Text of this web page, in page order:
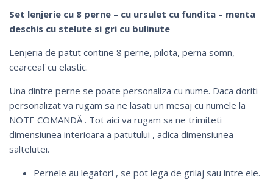
Set lenjerie cu 8 perne – cu ursulet cu fundita – menta
deschis cu stelute si gri cu bulinute
Lenjeria de patut contine 8 perne, pilota, perna somn,
cearceaf cu elastic.
Una dintre perne se poate personaliza cu nume. Daca doriti
personalizat va rugam sa ne lasati un mesaj cu numele la
NOTE COMANDĂ . Tot aici va rugam sa ne trimiteti
dimensiunea interioara a patutului , adica dimensiunea
saltelutei.
Pernele au legatori , se pot lega de grilaj sau intre ele.